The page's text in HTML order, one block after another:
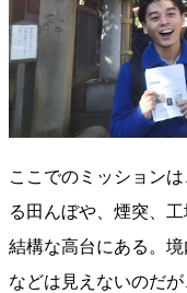
ここでのミッション
る田んぼや、煙突、
結構な高台にある。
などは見えないのだ